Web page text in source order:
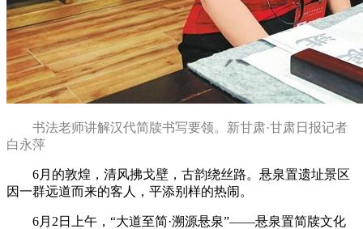
书法老师讲解汉代简牍书写要领。新甘肃·甘肃日报记者
白永萍
6月的敦煌，清风拂戈壁，古韵绕丝路。悬泉置遗址景区
因一群远道而来的客人，平添别样的热闹。
6月2日上午，“大道至简·溯源悬泉”——悬泉置简牍文化